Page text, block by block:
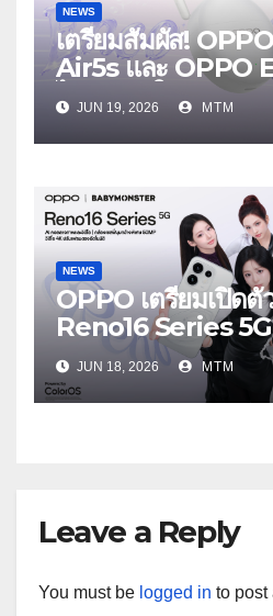
NEWS
เตรียมสัมผัส!
Air5s และ OPPO
ไร้สายรุ่นใหม่ล่าสุด
ตัดเสียงรบกวน เบาส
ใส่
JUN 19, 2026 MTM
NEWS
OPPO เตรียมเปิดตั
Reno16 Series
ประกาศ
ฐานะ Reno Girls
ประสบการณ์ถ่ายภา
JUN 18, 2026 MTM
Leave a Reply
You must be logged in to post